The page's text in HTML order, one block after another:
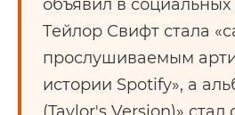
объявил в социальных
Тейлор Свифт стала
прослушиваемым
истории Spotify», а